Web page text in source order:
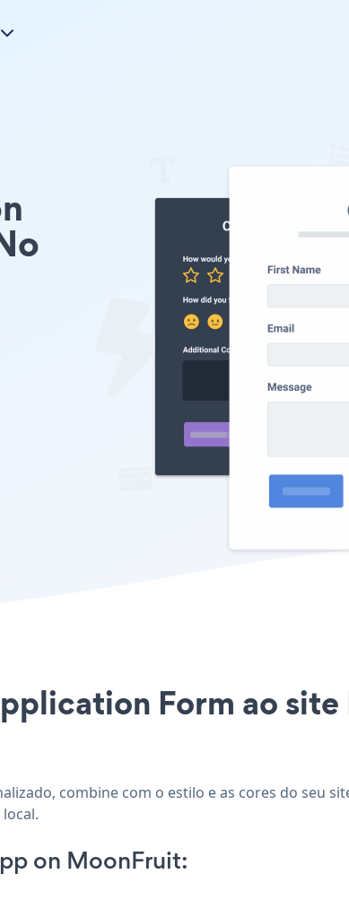
Form ao
combine com o estilo e as cores do seu
on MoonFruit: